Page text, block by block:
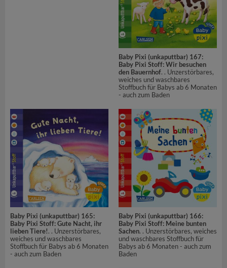
Baby Pixi (unkaputtbar) 167:
Baby Pixi Stoff: Wir besuchen
den Bauernhof. . Unzerstörbares,
weiches und waschbares
Stoffbuch für Babys ab 6 Monaten
- auch zum Baden
Baby Pixi (unkaputtbar) 165:
Baby Pixi Stoff: Gute Nacht, ihr
lieben Tiere!. . Unzerstörbares,
weiches und waschbares
Stoffbuch für Babys ab 6 Monaten
- auch zum Baden
Baby Pixi (unkaputtbar) 166:
Baby Pixi Stoff: Meine bunten
Sachen. . Unzerstörbares, weiches
und waschbares Stoffbuch für
Babys ab 6 Monaten - auch zum
Baden